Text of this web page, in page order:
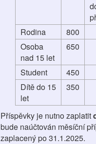
Rodina
800
Osoba
nad 15 let
650
Student
450
Dítě do 15
let
350
Příspěvky je nutno zaplatit
bude naúčtován měsíční
zaplacený po 31.1.2025.